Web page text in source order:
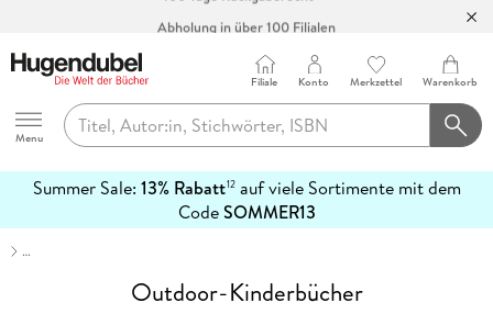
Hugendubel
Menu
Filiale Konto Merkzettel Warenkorb
Summer Sale: 13% Rabatt12auf viele Sortimente mit dem
CodeSOMMER13
erfahren
…
Outdoor-Kinderbücher